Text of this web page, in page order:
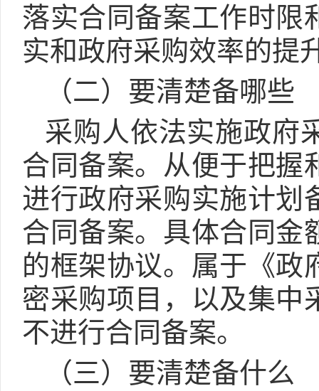
落实合同备案工作时限
实和政府采购效率的提
（二）要清楚备哪些
采购人依法实施政府
合同备案。从便于把握
进行政府采购实施计划
合同备案。具体合同金
的框架协议。属于《政
密采购项目，以及集中
不进行合同备案。
（三）要清楚备什么